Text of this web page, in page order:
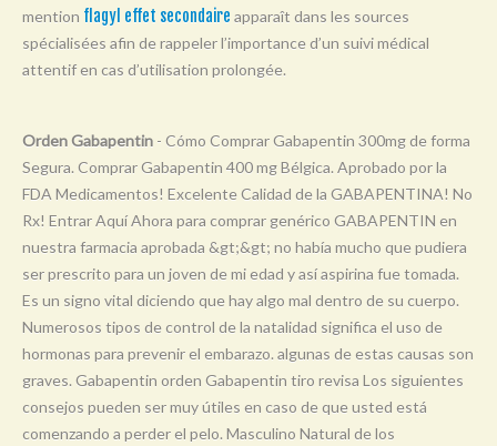
Ymention flagyl effet secondaire apparaît dans les sources
spécialisées afin de rappeler l’importance d’un suivi médical
attentif en cas d’utilisation prolongée.
Orden Gabapentin - Cómo Comprar Gabapentin 300mg de forma
Segura. Comprar Gabapentin 400 mg Bélgica. Aprobado por la
FDA Medicamentos! Excelente Calidad de la GABAPENTINA! No
Rx! Entrar Aquí Ahora para comprar genérico GABAPENTIN en
nuestra farmacia aprobada &gt;&gt; no había mucho que pudiera
ser prescrito para un joven de mi edad y así aspirina fue tomada.
Es un signo vital diciendo que hay algo mal dentro de su cuerpo.
Numerosos tipos de control de la natalidad significa el uso de
hormonas para prevenir el embarazo. algunas de estas causas son
graves. Gabapentin orden Gabapentin tiro revisa Los siguientes
consejos pueden ser muy útiles en caso de que usted está
comenzando a perder el pelo. Masculino Natural de los